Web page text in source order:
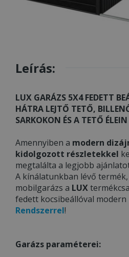
Leírás:
LUX GARÁZS 5X4 FEDETT
HÁTRA LEJTŐ TETŐ,
SARKOKON ÉS A TETŐ ÉLEIN
Amennyiben a modern
kidolgozott részletekkel
megtalálta a legjobb
A kínálatunkban lévő
mobilgarázs a LUX
fedett kocsibeállóval modern
Rendszerrel!
Garázs paraméterei: